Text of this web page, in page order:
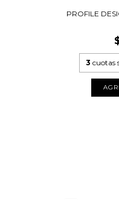
PROFILE
3 cuotas